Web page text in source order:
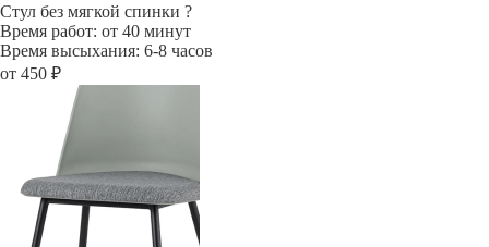
Стул без мягкой спинки ?
Время работ: от 40 минут
Время высыхания: 6-8 часов
от 450 ₽